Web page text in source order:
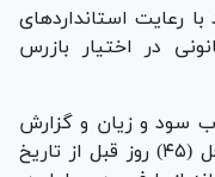
رعایت استاندارد‌های
در اختیار بازرس
سود و زیان و گزارش
عملیات و عملکرد سالانه سازمان حداقل (۴۵) روز قبل از تاریخ